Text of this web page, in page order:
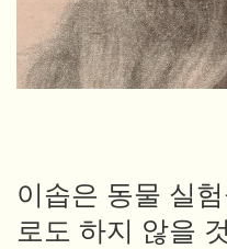
이솝은 동물 실
로도 하지 않을